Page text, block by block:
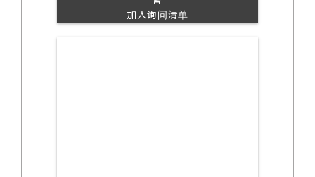
加入询问清单